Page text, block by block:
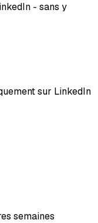
- sans y
sur LinkedIn
semaines